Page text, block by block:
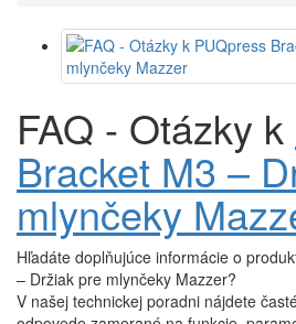
FAQ - Otázky k
Bracket M3 –
mlynčeky
Hľadáte doplňujúce informácie o
– Držiak pre mlynčeky Mazzer?
V našej technickej poradni nájdete